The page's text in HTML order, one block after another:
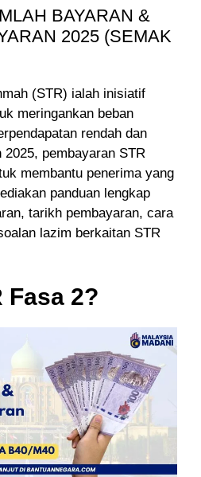
BAYARAN &
2025 (SEMAK
(STR) ialah inisiatif
meringankan beban
rendah dan
pembayaran STR
membantu penerima yang
panduan lengkap
tarikh pembayaran, cara
lazim berkaitan STR
Fasa 2?